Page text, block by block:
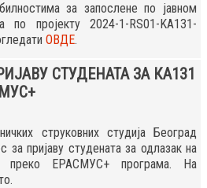
за запослене по јавном
по пројекту 2024-1-RS01-KA131-
ОВДЕ.
СТУДЕНАТА ЗА КА131
струковних студија Београд
за пријаву студената за одлазак на
преко ЕРАСМУС+ програма. На